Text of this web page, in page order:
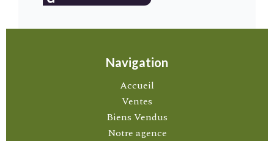
Navigation
Accueil
Ventes
Biens Vendus
Notre agence